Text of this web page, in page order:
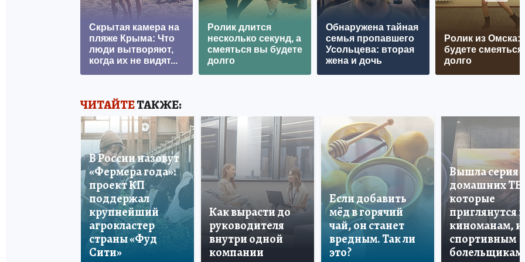
Скрытая камера на
пляже Крыма: Что
люди вытворяют,
когда их не видят...
Ролик длится
несколько секунд, а
смеяться вы будете
долго
Обнаружена тайная
семья пропавшего
Усольцева: вторая
жена и дочь
Ролик из Омска:
будете смеяться
долго
ЧИТАЙТЕТАКЖЕ:
В России назовут
«Фермера года»:
проект КП
поддержал
крупнейший
агрокластер
страны «Фуд
Сити»
Как вырасти до
руководителя
внутри одной
компании
Если добавить
мёд в горячий
чай, он станет
вредным. Так ли
это?
Вышла серия
домашних ТВ,
которые
приглянутся и
киноманам, и
спортивным
болельщикам